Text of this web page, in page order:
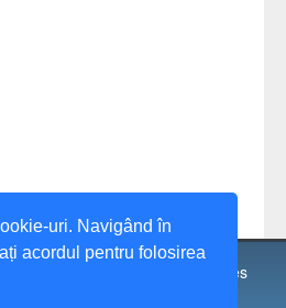
uri. Navigând în
acordul pentru folosirea
Spiru Haret, Faculté des Sciences
et Administratives, Craiova.